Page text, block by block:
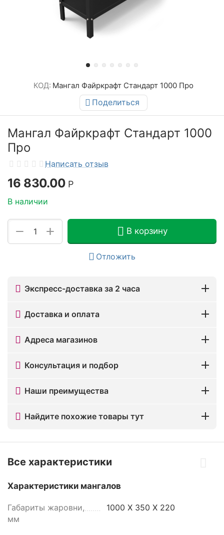
КОД: Мангал Файркрафт Стандарт 1000 Про
Поделиться
Мангал Файркрафт Стандарт 1000
Про
Написать отзыв
16 830.00 Р
В наличии
+
− В корзину
Отложить
Экспресс-доставка за 2 часа
Доставка и оплата
Адреса магазинов
Консультация и подбор
Наши преимущества
Найдите похожие товары тут
Все характеристики
Характеристики мангалов
Габариты жаровни,
мм
1000 Х 350 Х 220